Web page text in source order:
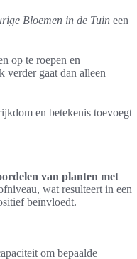
Bloemen in de Tuin een
op te roepen en
verder gaat dan alleen
en betekenis toevoegt
van planten met
wat resulteert in een
beïnvloedt.
om bepaalde